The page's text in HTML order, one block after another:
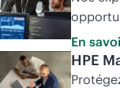
En
HPE